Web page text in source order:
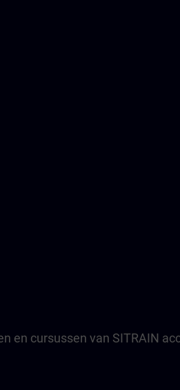
en cursussen van SITRAIN